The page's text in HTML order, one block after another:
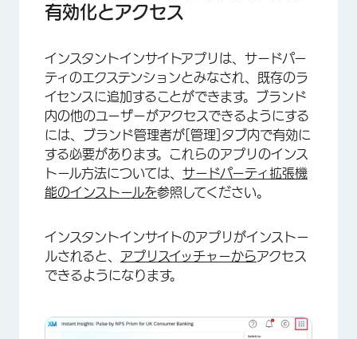
有効化とアクセス
インスタントインサイトアプリは、サードパー
ティのエクステンションとみなされ、既存のラ
イセンスに追加することができます。ブランド
内の他のユーザーがアクセスできるようにする
には、ブランド管理者が[管理]タブ内で有効に
する必要があります。これらのアプリのインス
トール方法については、 サードパーティ拡張機
能のインストールを参照してください。
インスタントインサイトのアプリがインストー
ルされると、 アプリスイッチャーからアクセス
できるようになります。